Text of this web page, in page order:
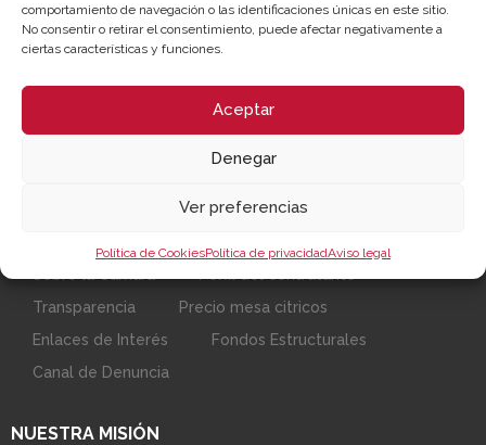
comportamiento de navegación o las identificaciones únicas en este sitio.
No consentir o retirar el consentimiento, puede afectar negativamente a
ciertas características y funciones.
Aceptar
Denegar
Ver preferencias
Política de CookiesPolítica de privacidadAviso legal
Transparencia
Precio mesa citricos
Enlaces de Interés
Fondos Estructurales
Canal de Denuncia
NUESTRA MISIÓN